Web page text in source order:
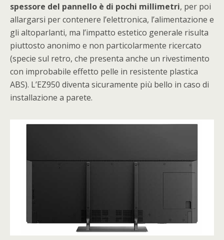
spessore del pannello è di pochi millimetri, per poi
allargarsi per contenere l’elettronica, l’alimentazione e
gli altoparlanti, ma l’impatto estetico generale risulta
piuttosto anonimo e non particolarmente ricercato
(specie sul retro, che presenta anche un rivestimento
con improbabile effetto pelle in resistente plastica
ABS). L’EZ950 diventa sicuramente più bello in caso di
installazione a parete.